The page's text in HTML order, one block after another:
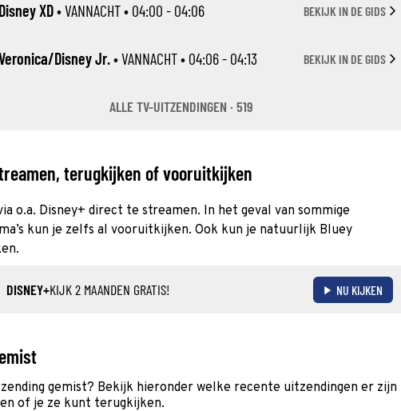
Disney XD•VANNACHT• 04:00 - 04:06 BEKIJK IN DE GIDS
Disney Jr.•VANNACHT• 04:06 - 04:13 BEKIJK IN DE GIDS
ALLE TV-UITZENDINGEN · 519
terugkijken of vooruitkijken
o.a. Disney+ direct te streamen. In het geval van sommige
kun je zelfs al vooruitkijken. Ook kun je natuurlijk Bluey
DISNEY+KIJK 2 MAANDEN GRATIS! NU KIJKEN
gemist? Bekijk hieronder welke recente uitzendingen er zijn
of je ze kunt terugkijken.